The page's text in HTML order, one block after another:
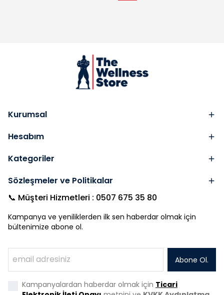
Kurumsal
Hesabım
Kategoriler
Sözleşmeler ve Politikalar
📞 Müşteri Hizmetleri : 0507 675 35 80
Kampanya ve yeniliklerden ilk sen haberdar olmak için
bültenimize abone ol.
Abone Ol.
Kampanyalardan haberdar olmak için Ticari